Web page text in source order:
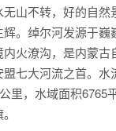
山不转，好的自然
。绰尔河发源于巍
火潦沟，是内蒙古
七大河流之首。水
里，水域面积6765